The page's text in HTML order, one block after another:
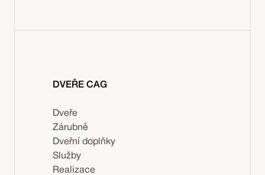
DVEŘE CAG
Dveře
Zárubně
Dveřní doplňky
Služby
Realizace